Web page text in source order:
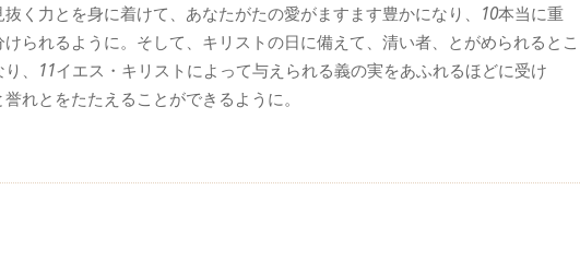
く力とを身に着けて、あなたがたの愛がますます豊かになり、 10本当に重
られるように。そして、キリストの日に備えて、清い者、とがめられるとこ
、 11イエス・キリストによって与えられる義の実をあふれるほどに受け
れとをたたえることができるように。